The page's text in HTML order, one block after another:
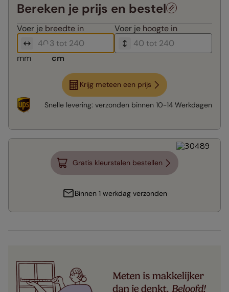
Bereken je prijs en bestel
Voer je breedte in Voer je hoogte in
mm cm
Krijg meteen een prijs
Snelle levering: verzonden binnen 10-14 Werkdagen
Gratis kleurstalen bestellen
Binnen 1 werkdag verzonden